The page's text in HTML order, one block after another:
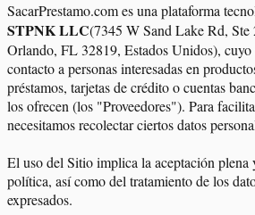
SacarPrestamo.com es una plataforma
STPNK LLC(7345 W Sand Lake Rd,
Orlando, FL 32819, Estados Unidos), cuyo
contacto a personas interesadas en
préstamos, tarjetas de crédito o cuentas
los ofrecen (los "Proveedores"). Para
necesitamos recolectar ciertos datos
El uso del Sitio implica la aceptación plena
política, así como del tratamiento de los
expresados.